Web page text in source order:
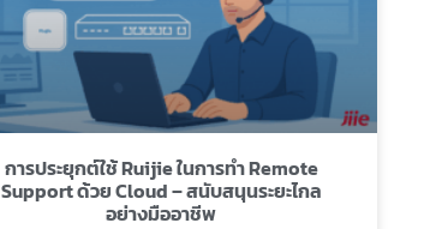
การประยุกต์ใช้ Ruijie ในการทำ Remote
Support ด้วย Cloud – สนับสนุนระยะไกล
อย่างมืออาชีพ